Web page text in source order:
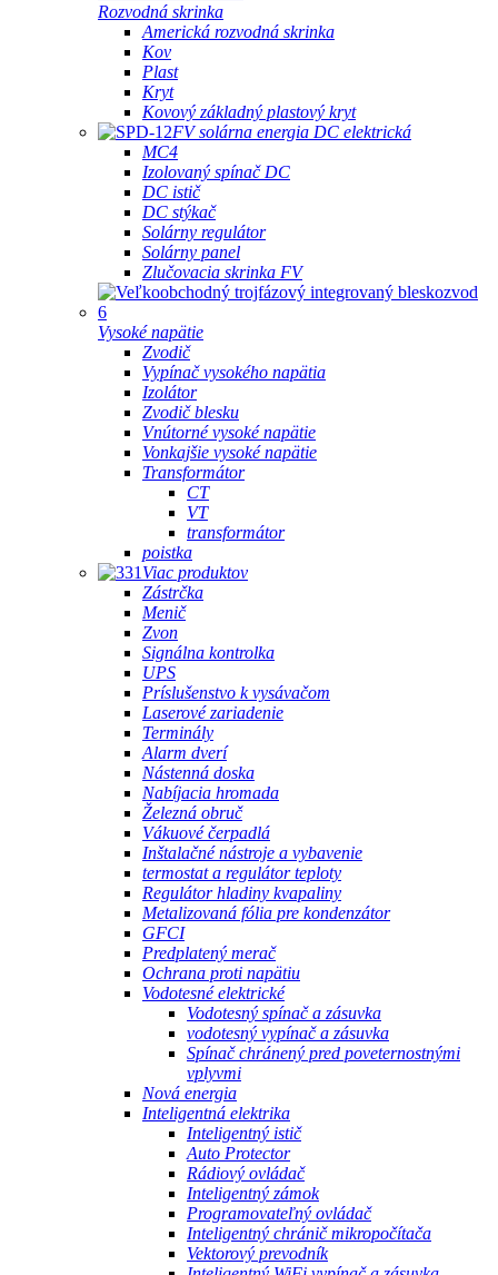
Rozvodná skrinka
Americká rozvodná skrinka
Kov
Plast
Kryt
Kovový základný plastový kryt
FV solárna energia DC elektrická
MC4
Izolovaný spínač DC
DC istič
DC stýkač
Solárny regulátor
Solárny panel
Zlučovacia skrinka FV
Vysoké napätie
Zvodič
Vypínač vysokého napätia
Izolátor
Zvodič blesku
Vnútorné vysoké napätie
Vonkajšie vysoké napätie
Transformátor
CT
VT
transformátor
poistka
Viac produktov
Zástrčka
Menič
Zvon
Signálna kontrolka
UPS
Príslušenstvo k vysávačom
Laserové zariadenie
Terminály
Alarm dverí
Nástenná doska
Nabíjacia hromada
Železná obruč
Vákuové čerpadlá
Inštalačné nástroje a vybavenie
termostat a regulátor teploty
Regulátor hladiny kvapaliny
Metalizovaná fólia pre kondenzátor
GFCI
Predplatený merač
Ochrana proti napätiu
Vodotesné elektrické
Vodotesný spínač a zásuvka
vodotesný vypínač a zásuvka
Spínač chránený pred poveternostnými
vplyvmi
Nová energia
Inteligentná elektrika
Inteligentný istič
Auto Protector
Rádiový ovládač
Inteligentný zámok
Programovateľný ovládač
Inteligentný chránič mikropočítača
Vektorový prevodník